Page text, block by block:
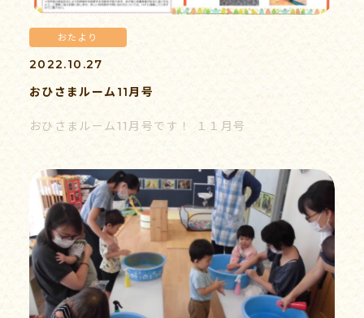
情報公開
055-939-5353
受付時間 9:00-17:00（平日）
おたより
2022.10.27
おひさまルーム11月号
おひさまルーム11月号です！ １１月号